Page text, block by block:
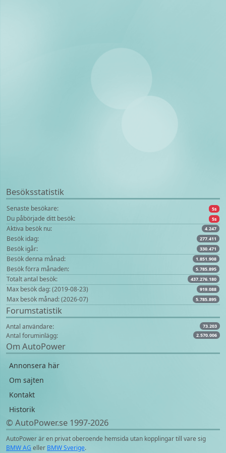
Besöksstatistik
Senaste besökare: 5s
Du påbörjade ditt besök: 5s
Aktiva besök nu: 4.247
Besök idag: 277.411
Besök igår: 330.471
Besök denna månad: 1.851.908
Besök förra månaden: 5.785.895
Totalt antal besök: 437.276.180
Max besök dag: (2019-08-23) 919.088
Max besök månad: (2026-07) 5.785.895
Forumstatistik
Antal användare: 73.203
Antal foruminlägg: 2.570.006
Om AutoPower
Annonsera här
Om sajten
Kontakt
Historik
© AutoPower.se 1997‑2026
AutoPower är en privat oberoende hemsida utan kopplingar till vare sig
BMW AG eller BMW Sverige.